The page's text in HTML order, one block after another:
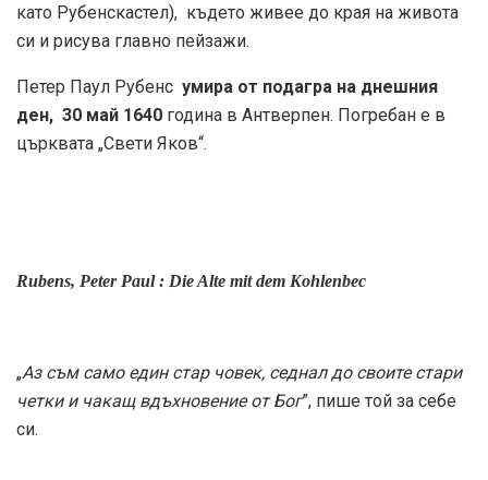
като Рубенскастел), където живее до края на живота
си и рисува главно пейзажи.
Петер Паул Рубенс умира от подагра на днешния
ден, 30 май 1640 година в Антверпен. Погребан е в
църквата „Свети Яков“.
Rubens, Peter Paul : Die Alte mit dem Kohlenbec
„Аз съм само един стар човек, седнал до своите стари
четки и чакащ вдъхновение от Бог”, пише той за себе
си.